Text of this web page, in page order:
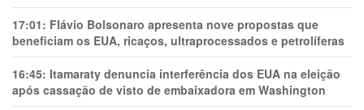
17:01: Flávio Bolsonaro apresenta nove propostas que
beneficiam os EUA, ricaços, ultraprocessados e petrolíferas
16:45: Itamaraty denuncia interferência dos EUA na eleição
após cassação de visto de embaixadora em Washington